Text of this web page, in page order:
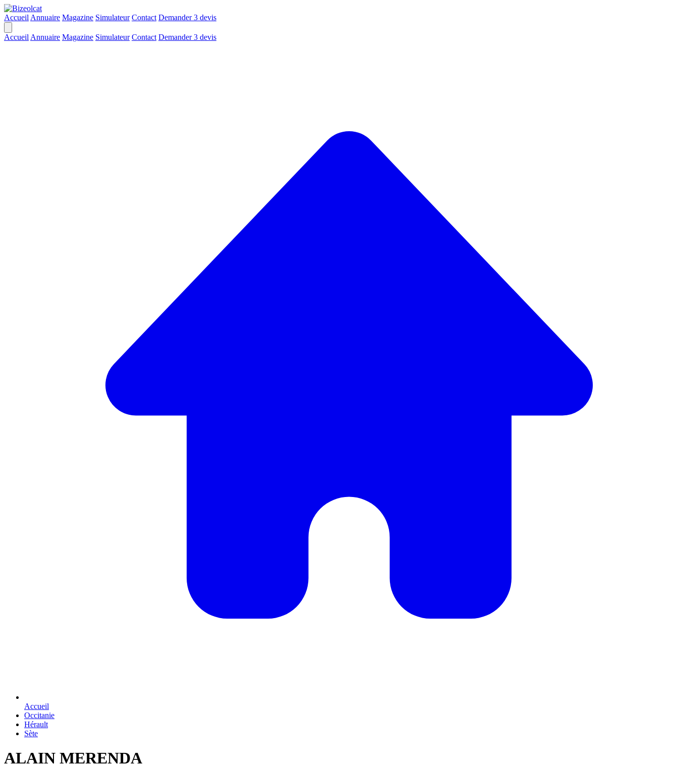
Accueil Annuaire Magazine Simulateur Contact Demander 3 devis
Accueil Annuaire Magazine Simulateur Contact Demander 3 devis
Accueil
Occitanie
Hérault
Sète
ALAIN MERENDA